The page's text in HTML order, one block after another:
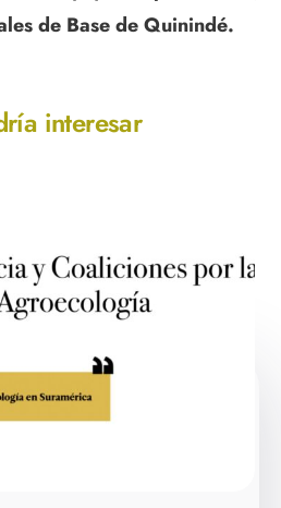
de Base de Quinindé.
interesar